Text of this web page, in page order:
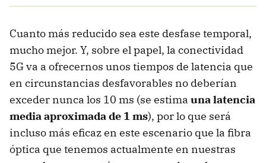
Cuanto más reducido sea este desfase temporal,
mucho mejor. Y, sobre el papel, la conectividad
5G va a ofrecernos unos tiempos de latencia que
en circunstancias desfavorables no deberían
exceder nunca los 10 ms (se estima una latencia
media aproximada de 1 ms), por lo que será
incluso más eficaz en este escenario que la fibra
óptica que tenemos actualmente en nuestras